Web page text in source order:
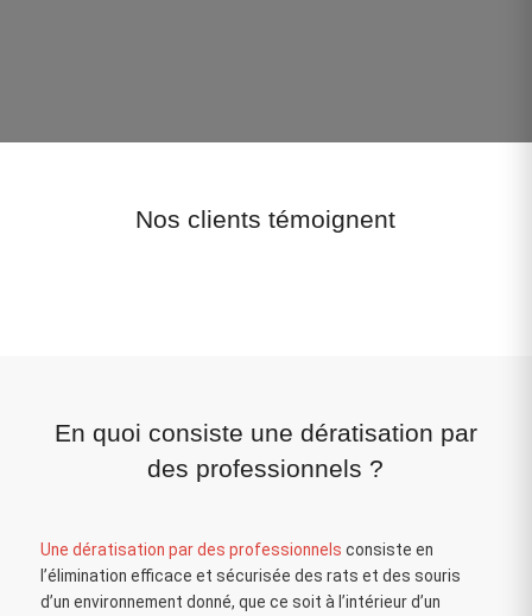
Nos clients témoignent
En quoi consiste une dératisation par
des professionnels ?
Une dératisation par des professionnels consiste en
l’élimination efficace et sécurisée des rats et des souris
d’un environnement donné, que ce soit à l’intérieur d’un